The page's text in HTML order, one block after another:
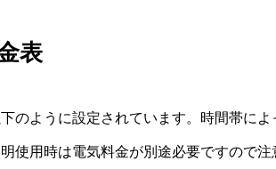
表
のように設定されています。時間帯に
使用時は電気料金が別途必要ですので注